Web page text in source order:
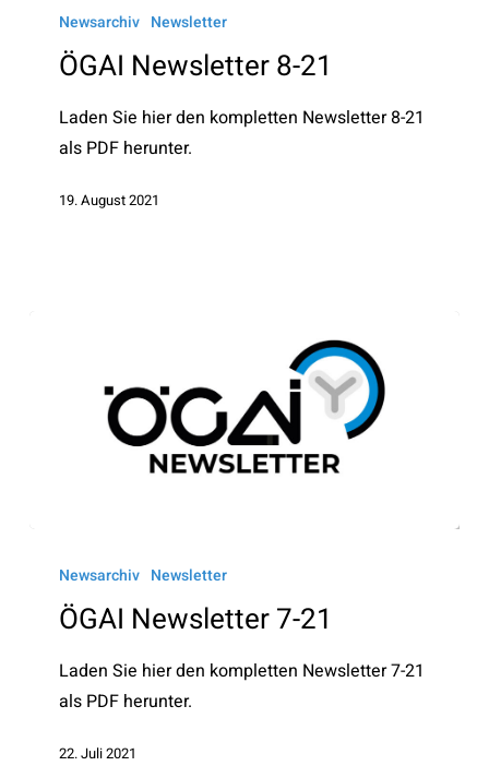
Newsletter
Newsarchiv Newsletter
ÖGAI Newsletter 8-21
Laden Sie hier den kompletten Newsletter 8-21
als PDF herunter.
19. August 2021
Newsletter
Newsarchiv Newsletter
ÖGAI Newsletter 7-21
Laden Sie hier den kompletten Newsletter 7-21
als PDF herunter.
22. Juli 2021